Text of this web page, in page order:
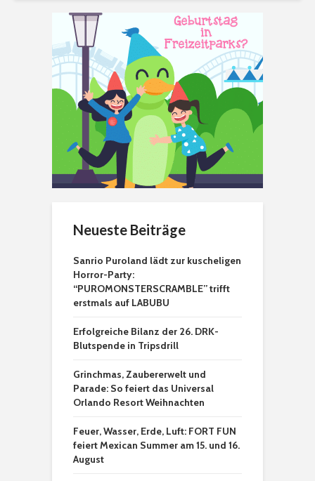
Neueste Beiträge
Sanrio Puroland lädt zur kuscheligen
Horror-Party:
“PUROMONSTERSCRAMBLE” trifft
erstmals auf LABUBU
Erfolgreiche Bilanz der 26. DRK-
Blutspende in Tripsdrill
Grinchmas, Zaubererwelt und
Parade: So feiert das Universal
Orlando Resort Weihnachten
Feuer, Wasser, Erde, Luft: FORT FUN
feiert Mexican Summer am 15. und 16.
August